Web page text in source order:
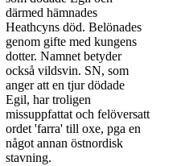
därmed hämnades
Heathcyns död. Belönades
genom gifte med kungens
dotter. Namnet betyder
också vildsvin. SN, som
anger att en tjur dödade
Egil, har troligen
missuppfattat och felöversatt
ordet 'farra' till oxe, pga en
något annan östnordisk
stavning.